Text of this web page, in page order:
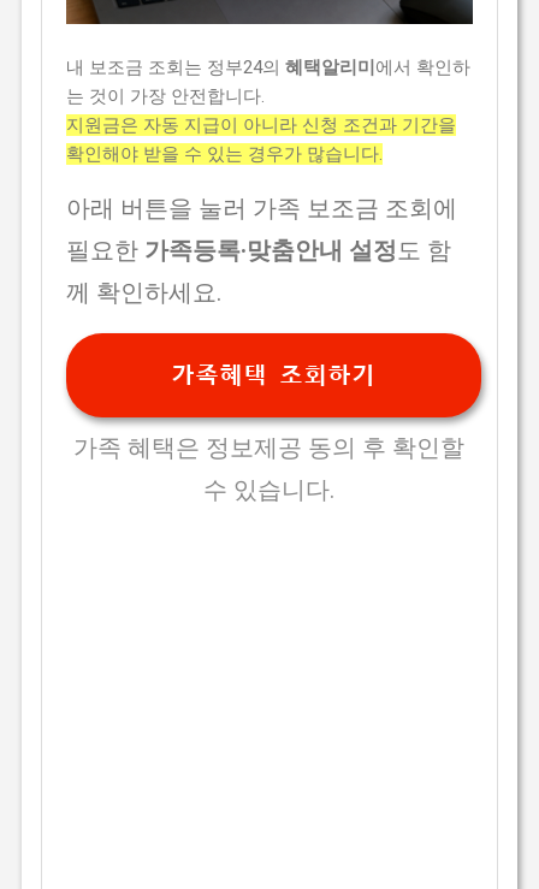
내 보조금 조회는 정부24의 혜택알리미 에서 확인하
는 것이 가장 안전합니다.
지원금은 자동 지급이 아니라 신청 조건과 기간을
확인해야 받을 수 있는 경우가 많습니다.
아래 버튼을 눌러 가족 보조금 조회에
필요한 가족등록·맞춤안내 설정도 함
께 확인하세요.
가족혜택 조회하기
가족 혜택은 정보제공 동의 후 확인할
수 있습니다.